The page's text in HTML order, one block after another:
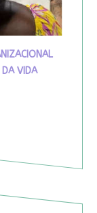
DA VIDA